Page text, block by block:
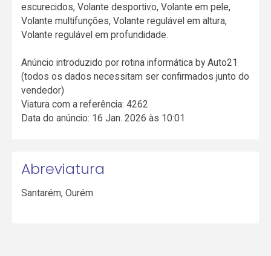
escurecidos, Volante desportivo, Volante em pele,
Volante multifunções, Volante regulável em altura,
Volante regulável em profundidade.
Anúncio introduzido por rotina informática by Auto21
(todos os dados necessitam ser confirmados junto do
vendedor)
Viatura com a referência: 4262
Data do anúncio: 16 Jan. 2026 às 10:01
Abreviatura
Santarém,Ourém